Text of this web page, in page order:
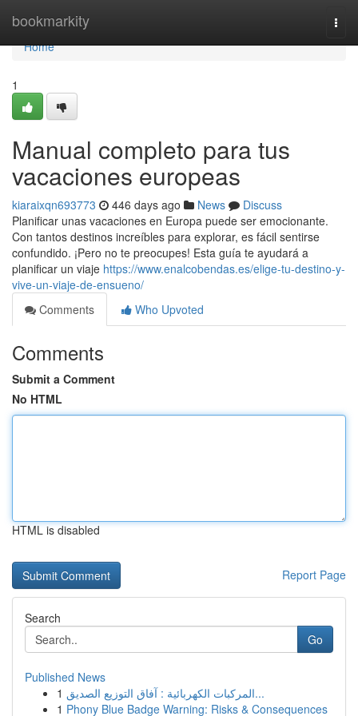
bookmarkity
Home
Home
1
Manual completo para tus
vacaciones europeas
kiaraixqn693773 446 days ago News
Discuss
Planificar unas vacaciones en Europa puede ser emocionante.
Con tantos destinos increíbles para explorar, es fácil sentirse
confundido. ¡Pero no te preocupes! Esta guía te ayudará a
planificar un viaje https://www.enalcobendas.es/elige-tu-destino-y-
vive-un-viaje-de-ensueno/
Comments
Who Upvoted
Comments
Submit a Comment
No HTML
HTML is disabled
Report Page
Search
Go
Published News
1
المركبات الكهربائية : آفاق التوزيع الصديق...
1 Phony Blue Badge Warning: Risks & Consequences